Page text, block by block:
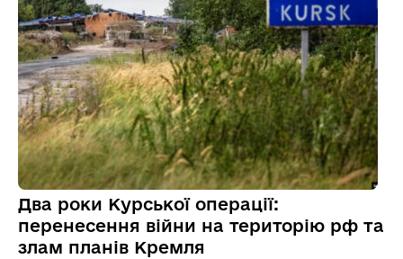
Два роки Курської операції:
перенесення війни на територію рф та
злам планів Кремля